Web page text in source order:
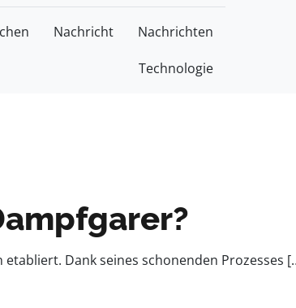
Nachricht Nachrichten
Technologie
Dank seines schonenden Prozesses